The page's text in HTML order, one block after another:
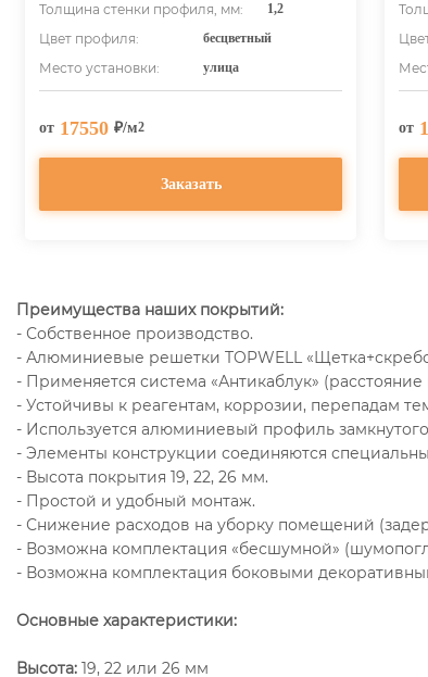
Толщина стенки профиля, мм: 1,2
Цвет профиля: бесцветный
Место установки: улица
от 17550 ₽/м2
Заказать
от
Преимущества наших покрытий:
- Собственное производство.
- Алюминиевые решетки TOPWELL
- Применяется система «Антикаблук»
- Устойчивы к реагентам, коррозии, перепадам
- Используется алюминиевый профиль
- Элементы конструкции соединяются
- Высота покрытия 19, 22, 26 мм.
- Простой и удобный монтаж.
- Снижение расходов на уборку помещений
- Возможна комплектация «бесшумной»
- Возможна комплектация боковыми
Основные характеристики:
Высота: 19, 22 или 26 мм